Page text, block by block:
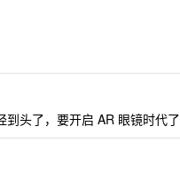
头了，要开启 AR 眼镜时代了